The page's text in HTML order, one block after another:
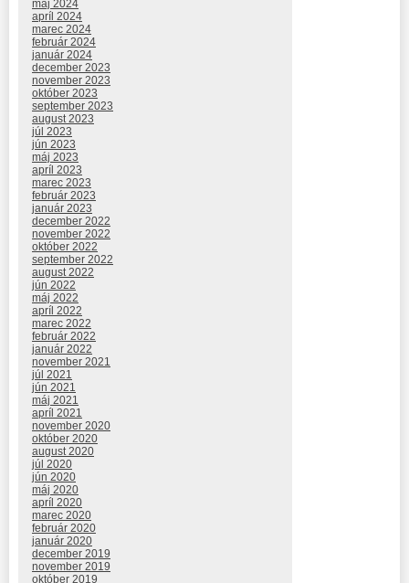
máj 2024
apríl 2024
marec 2024
február 2024
január 2024
december 2023
november 2023
október 2023
september 2023
august 2023
júl 2023
jún 2023
máj 2023
apríl 2023
marec 2023
február 2023
január 2023
december 2022
november 2022
október 2022
september 2022
august 2022
jún 2022
máj 2022
apríl 2022
marec 2022
február 2022
január 2022
november 2021
júl 2021
jún 2021
máj 2021
apríl 2021
november 2020
október 2020
august 2020
júl 2020
jún 2020
máj 2020
apríl 2020
marec 2020
február 2020
január 2020
december 2019
november 2019
október 2019